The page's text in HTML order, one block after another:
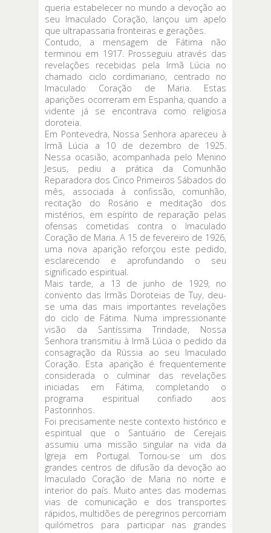
queria estabelecer no mundo a devoção ao
seu Imaculado Coração, lançou um apelo
que ultrapassaria fronteiras e gerações.
Contudo, a mensagem de Fátima não
terminou em 1917. Prosseguiu através das
revelações recebidas pela Irmã Lúcia no
chamado ciclo cordimariano, centrado no
Imaculado Coração de Maria. Estas
aparições ocorreram em Espanha, quando a
vidente já se encontrava como religiosa
doroteia.
Em Pontevedra, Nossa Senhora apareceu à
Irmã Lúcia a 10 de dezembro de 1925.
Nessa ocasião, acompanhada pelo Menino
Jesus, pediu a prática da Comunhão
Reparadora dos Cinco Primeiros Sábados do
mês, associada à confissão, comunhão,
recitação do Rosário e meditação dos
mistérios, em espírito de reparação pelas
ofensas cometidas contra o Imaculado
Coração de Maria. A 15 de fevereiro de 1926,
uma nova aparição reforçou este pedido,
esclarecendo e aprofundando o seu
significado espiritual.
Mais tarde, a 13 de junho de 1929, no
convento das Irmãs Doroteias de Tuy, deu-
se uma das mais importantes revelações
do ciclo de Fátima. Numa impressionante
visão da Santíssima Trindade, Nossa
Senhora transmitiu à Irmã Lúcia o pedido da
consagração da Rússia ao seu Imaculado
Coração. Esta aparição é frequentemente
considerada o culminar das revelações
iniciadas em Fátima, completando o
programa espiritual confiado aos
Pastorinhos.
Foi precisamente neste contexto histórico e
espiritual que o Santuário de Cerejais
assumiu uma missão singular na vida da
Igreja em Portugal. Tornou-se um dos
grandes centros de difusão da devoção ao
Imaculado Coração de Maria no norte e
interior do país. Muito antes das modernas
vias de comunicação e dos transportes
rápidos, multidões de peregrinos percorriam
quilómetros para participar nas grandes